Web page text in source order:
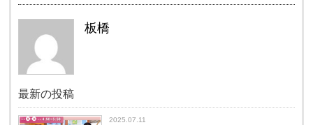
板橋
最新の投稿
2025.07.11